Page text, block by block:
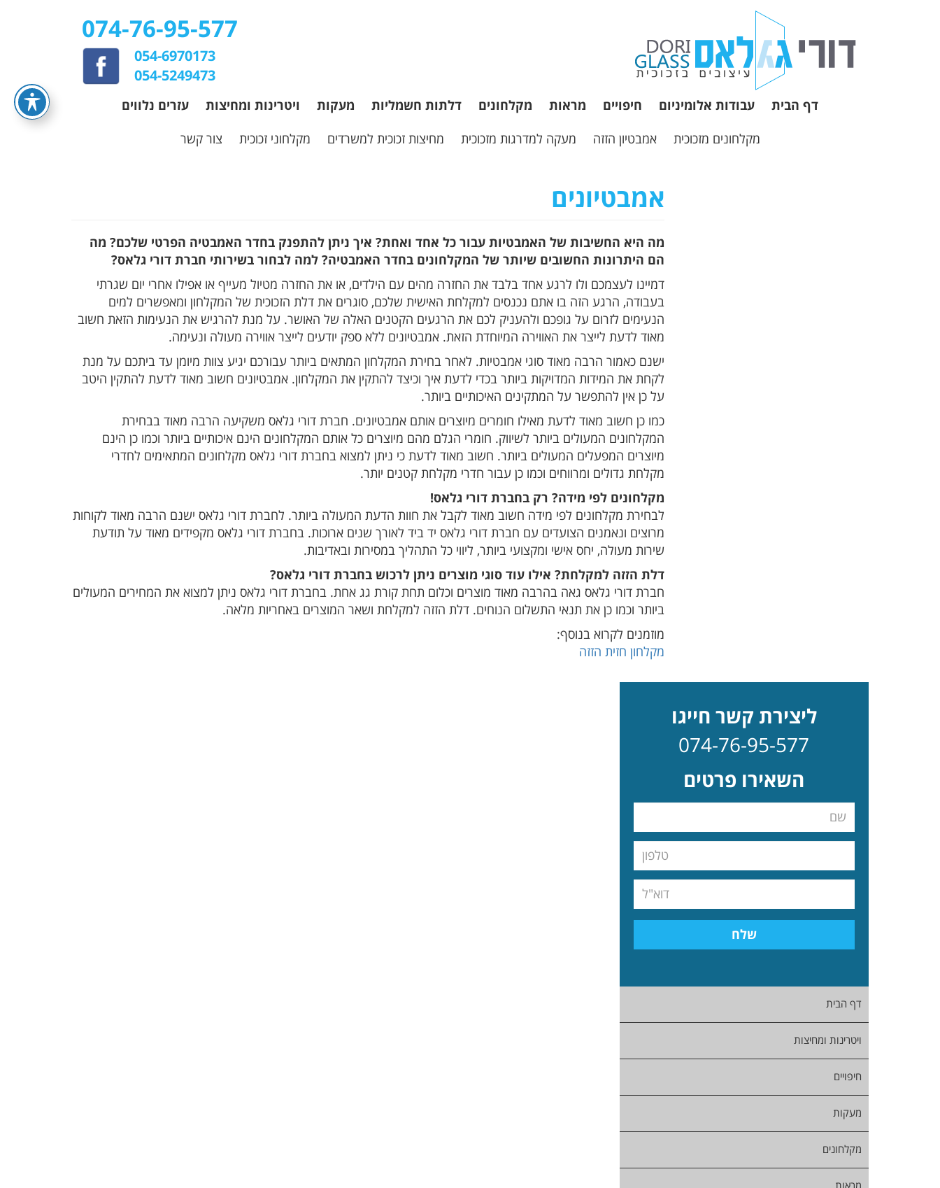
074-76-95-577
054-6970173
054-5249473
דף הבית עבודות אלומיניום חיפויים מראות מקלחונים דלתות חשמליות מעקות ויטרינות ומחיצות עזרים נלווים
מקלחונים מזכוכית אמבטיון הזזה מעקה למדרגות מזכוכית מחיצות זכוכית למשרדים מקלחוני זכוכית צור קשר
אמבטיונים
מה היא החשיבות של האמבטיות עבור כל אחד ואחת? איך ניתן להתפנק בחדר האמבטיה הפרטי שלכם? מה
הם היתרונות החשובים שיותר של המקלחונים בחדר האמבטיה? למה לבחור בשירותי חברת דורי גלאס?
דמיינו לעצמכם ולו לרגע אחד בלבד את החזרה מהים עם הילדים, או את החזרה מטיול מעייף או אפילו אחרי יום שגרתי
בעבודה, הרגע הזה בו אתם נכנסים למקלחת האישית שלכם, סוגרים את דלת הזכוכית של המקלחון ומאפשרים למים
הנעימים לזרום על גופכם ולהעניק לכם את הרגעים הקטנים האלה של האושר. על מנת להרגיש את הנעימות הזאת חשוב
מאוד לדעת לייצר את האווירה המיוחדת הזאת. אמבטיונים ללא ספק יודעים לייצר אווירה מעולה ונעימה.
ישנם כאמור הרבה מאוד סוגי אמבטיות. לאחר בחירת המקלחון המתאים ביותר עבורכם יגיע צוות מיומן עד ביתכם על מנת
לקחת את המידות המדויקות ביותר בכדי לדעת איך וכיצד להתקין את המקלחון. אמבטיונים חשוב מאוד לדעת להתקין היטב
על כן אין להתפשר על המתקינים האיכותיים ביותר.
כמו כן חשוב מאוד לדעת מאילו חומרים מיוצרים אותם אמבטיונים. חברת דורי גלאס משקיעה הרבה מאוד בבחירת
המקלחונים המעולים ביותר לשיווק. חומרי הגלם מהם מיוצרים כל אותם המקלחונים הינם איכותיים ביותר וכמו כן הינם
מיוצרים המפעלים המעולים ביותר. חשוב מאוד לדעת כי ניתן למצוא בחברת דורי גלאס מקלחונים המתאימים לחדרי
מקלחת גדולים ומרווחים וכמו כן עבור חדרי מקלחת קטנים יותר.
מקלחונים לפי מידה? רק בחברת דורי גלאס!
לבחירת מקלחונים לפי מידה חשוב מאוד לקבל את חוות הדעת המעולה ביותר. לחברת דורי גלאס ישנם הרבה מאוד לקוחות
מרוצים ונאמנים הצועדים עם חברת דורי גלאס יד ביד לאורך שנים ארוכות. בחברת דורי גלאס מקפידים מאוד על תודעת
שירות מעולה, יחס אישי ומקצועי ביותר, ליווי כל התהליך במסירות ובאדיבות.
דלת הזזה למקלחת? אילו עוד סוגי מוצרים ניתן לרכוש בחברת דורי גלאס?
חברת דורי גלאס גאה בהרבה מאוד מוצרים וכלום תחת קורת גג אחת. בחברת דורי גלאס ניתן למצוא את המחירים המעולים
ביותר וכמו כן את תנאי התשלום הנוחים. דלת הזזה למקלחת ושאר המוצרים באחריות מלאה.
מוזמנים לקרוא בנוסף:
מקלחון חזית הזזה
ליצירת קשר חייגו
074-76-95-577
השאירו פרטים
דף הבית
ויטרינות ומחיצות
חיפויים
מעקות
מקלחונים